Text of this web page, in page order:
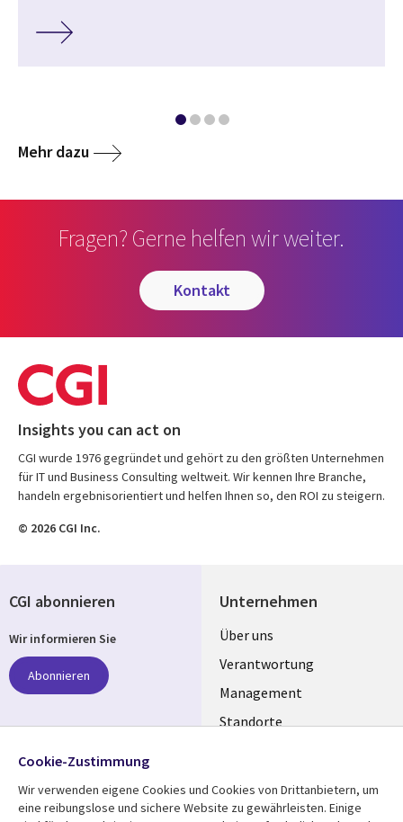
Mehr dazu
Fragen? Gerne helfen wir weiter.
kontakt
Insights you can act on
CGI wurde 1976 gegründet und gehört zu den größten Unternehmen
für IT und Business Consulting weltweit. Wir kennen Ihre Branche,
handeln ergebnisorientiert und helfen Ihnen so, den ROI zu steigern.
© 2026 CGI Inc.
Unternehmen
Useful
links
GERMANY
Über uns
Verantwortung
Management
Standorte
CGI abonnieren
Wir informieren Sie
Abonnieren
Folgen Sie uns
Social
Media
Cookie-Zustimmung
Wir verwenden eigene Cookies und Cookies von Drittanbietern, um
eine reibungslose und sichere Website zu gewährleisten. Einige